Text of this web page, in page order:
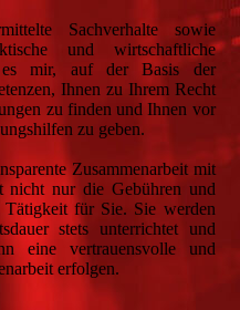
Sachverhalte sowie
und wirtschaftliche
es mir, auf der Basis der
Ihnen zu Ihrem Recht
zu finden und Ihnen vor
zu geben.
Zusammenarbeit mit
nicht nur die Gebühren und
Tätigkeit für Sie. Sie werden
stets unterrichtet und
eine vertrauensvolle und
erfolgen.